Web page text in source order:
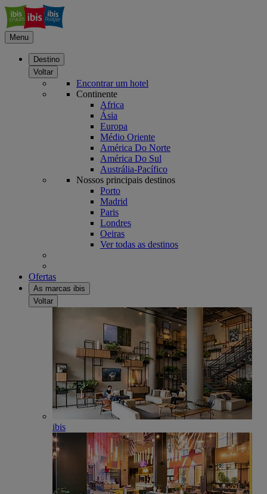
Menu
Destino
Voltar
Encontrar um hotel
Continente
Africa
Ásia
Europa
Médio Oriente
América Do Norte
América Do Sul
Austrália-Pacífico
Nossos principais destinos
Porto
Madrid
Paris
Londres
Oeiras
Ver todas as destinos
Ofertas
As marcas ibis
Voltar
ibis